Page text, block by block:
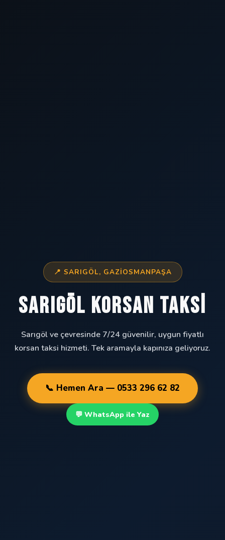
📍 SARIGÖL, GAZIOSMANPAŞA
Sarıgöl Korsan Taksi
Sarıgöl ve çevresinde 7/24 güvenilir, uygun fiyatlı
korsan taksi hizmeti. Tek aramayla kapınıza geliyoruz.
📞 Hemen Ara — 0533 296 62 82
💬 WhatsApp ile Yaz